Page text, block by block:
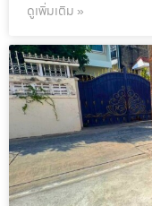
ดูเพิ่มเติม »